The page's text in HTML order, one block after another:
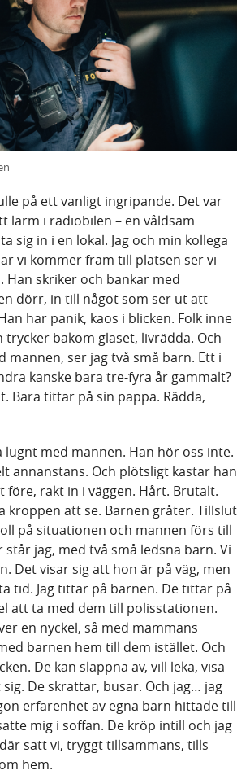
på ett vanligt ingripande. Det var
larm i radiobilen – en våldsam
sig in i en lokal. Jag och min kollega
vi kommer fram till platsen ser vi
Han skriker och bankar med
dörr, in till något som ser ut att
har panik, kaos i blicken. Folk inne
trycker bakom glaset, livrädda. Och
mannen, ser jag två små barn. Ett i
kanske bara tre-fyra år gammalt?
Bara tittar på sin pappa. Rädda,
med mannen. Han hör oss inte.
annanstans. Och plötsligt kastar han
före, rakt in i väggen. Hårt. Brutalt.
kroppen att se. Barnen gråter. Tillslut
på situationen och mannen förs till
står jag, med två små ledsna barn. Vi
Det visar sig att hon är på väg, men
tid. Jag tittar på barnen. De tittar på
att ta med dem till polisstationen.
en nyckel, så med mammans
barnen hem till dem istället. Och
De kan slappna av, vill leka, visa
sig. De skrattar, busar. Och jag… jag
erfarenhet av egna barn hittade till
mig i soffan. De kröp intill och jag
satt vi, tryggt tillsammans, tills
hem.